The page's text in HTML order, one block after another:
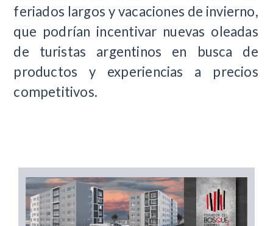
feriados largos y vacaciones de invierno,
que podrían incentivar nuevas oleadas
de turistas argentinos en busca de
productos y experiencias a precios
competitivos.